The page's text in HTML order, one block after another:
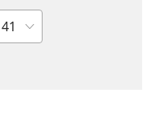
Wase